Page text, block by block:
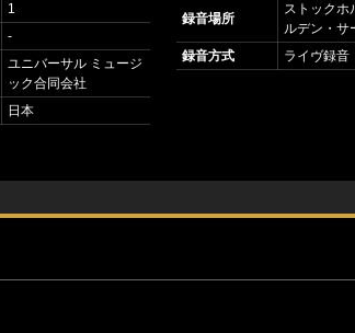
1
-
ユニバーサル ミュージ
ック合同会社
日本
録音場所
ストックホ
ルデン・サ
録音方式
ライヴ録音